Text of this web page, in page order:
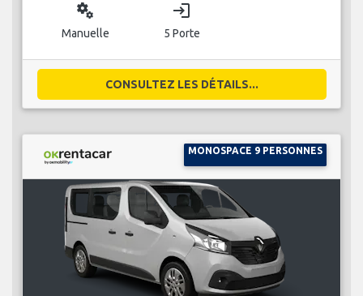
miscellaneous_services
Manuelle
login
5 Porte
CONSULTEZ LES DÉTAILS...
MONOSPACE 9 PERSONNES